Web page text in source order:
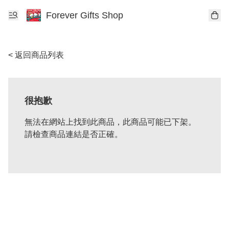
Forever Gifts Shop
< 返回商品列表
很抱歉
無法在網站上找到此商品，此商品可能已下架。
請檢查商品連結是否正確。